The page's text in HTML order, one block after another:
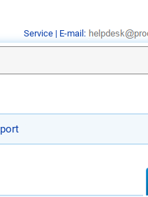
Service | E-mail: